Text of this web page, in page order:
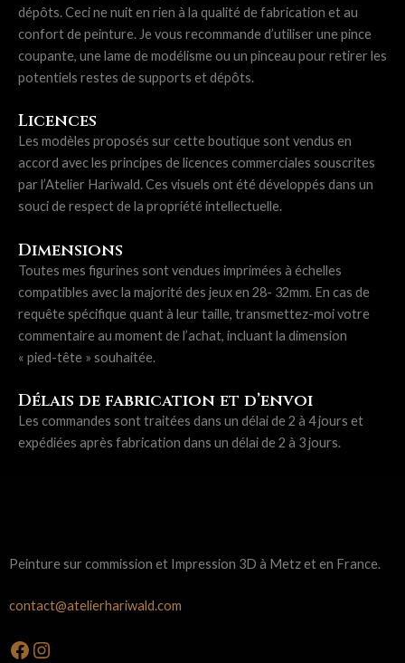
dépôts. Ceci ne nuit en rien à la qualité de fabrication et au
confort de peinture. Je vous recommande d’utiliser une pince
coupante, une lame de modélisme ou un pinceau pour retirer les
potentiels restes de supports et dépôts.
Licences
Les modèles proposés sur cette boutique sont vendus en
accord avec les principes de licences commerciales souscrites
par l’Atelier Hariwald. Ces visuels ont été développés dans un
souci de respect de la propriété intellectuelle.
Dimensions
Toutes mes figurines sont vendues imprimées à échelles
compatibles avec la majorité des jeux en 28- 32mm. En cas de
requête spécifique quant à leur taille, transmettez-moi votre
commentaire au moment de l’achat, incluant la dimension
« pied-tête » souhaitée.
Délais de fabrication et d’envoi
Les commandes sont traitées dans un délai de 2 à 4 jours et
expédiées après fabrication dans un délai de 2 à 3 jours.
Peinture sur commission et Impression 3D à Metz et en France.
contact@atelierhariwald.com
Facebook
Instagram